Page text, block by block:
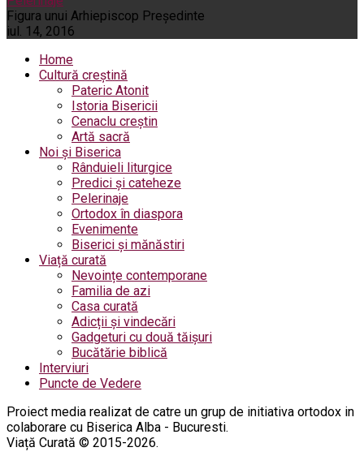
Figura unui Arhiepiscop Preşedinte
iul. 14, 2016
Home
Cultură creștină
Pateric Atonit
Istoria Bisericii
Cenaclu creștin
Artă sacră
Noi și Biserica
Rânduieli liturgice
Predici și cateheze
Pelerinaje
Ortodox în diaspora
Evenimente
Biserici și mănăstiri
Viață curată
Nevoințe contemporane
Familia de azi
Casa curată
Adicții și vindecări
Gadgeturi cu două tăișuri
Bucătărie biblică
Interviuri
Puncte de Vedere
Proiect media realizat de catre un grup de initiativa ortodox in
colaborare cu Biserica Alba - Bucuresti.
Viață Curată © 2015-2026.